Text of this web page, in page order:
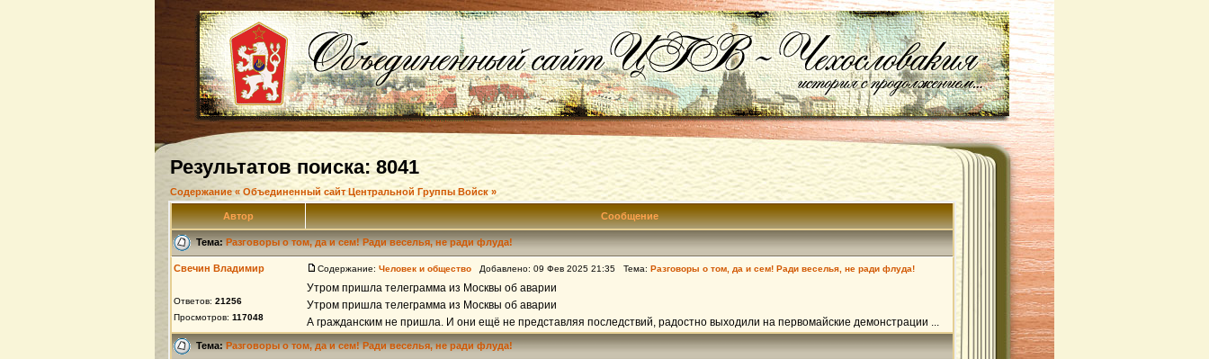
Результатов поиска: 8041
Содержание « Объединенный сайт Центральной Группы Войск »
Автор Сообщение
Тема:Разговоры о том, да и сем! Ради веселья, не ради флуда!
Свечин Владимир
Ответов: 21256
Просмотров: 117048
Содержание: Человек и общество Добавлено: 09 Фев 2025 21:35 Тема: Разговоры о том, да и сем! Ради веселья, не ради флуда!
Утром пришла телеграмма из Москвы об аварии
Утром пришла телеграмма из Москвы об аварии
А гражданским не пришла. И они ещё не представляя последствий, радостно выходили на первомайские демонстрации ...
Тема:Разговоры о том, да и сем! Ради веселья, не ради флуда!